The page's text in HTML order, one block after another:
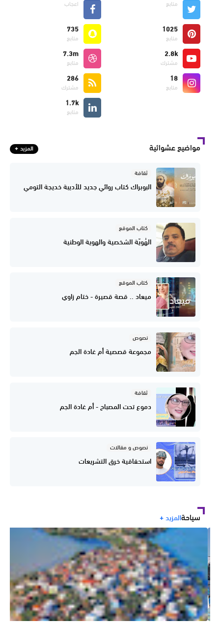
متابع اعجاب
1025
متابع
735
متابع
2.8k
مشترك
7.3m
متابع
18
متابع
286
مشترك
1.7k
متابع
مواضيع عشوائية المزيد
ثقافة
البوبراك كتاب روائي جديد للأديبة خديجة التومي
كتاب الموقع
الهُويّة الشخصية والهوية الوطنية
كتاب الموقع
ميعاد .. قصة قصيرة - ختام زاوي
نصوص
مجموعة قصصية أم غادة الجم
ثقافة
دموع تحت المصباح - أم غادة الجم
نصوص و مقالات
استحقاقية خرق التشريعات
سياحةالمزيد